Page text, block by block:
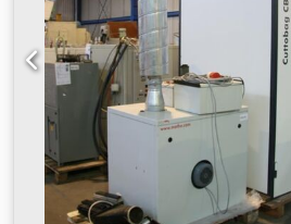
sa steznim obručem dimenzija 500
litara) - mobilno - Dimenzije
Težina: 380 kg